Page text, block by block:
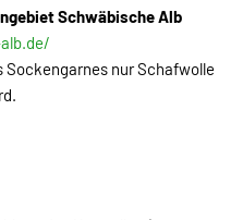
Schwäbische Alb
Sockengarnes nur Schafwolle